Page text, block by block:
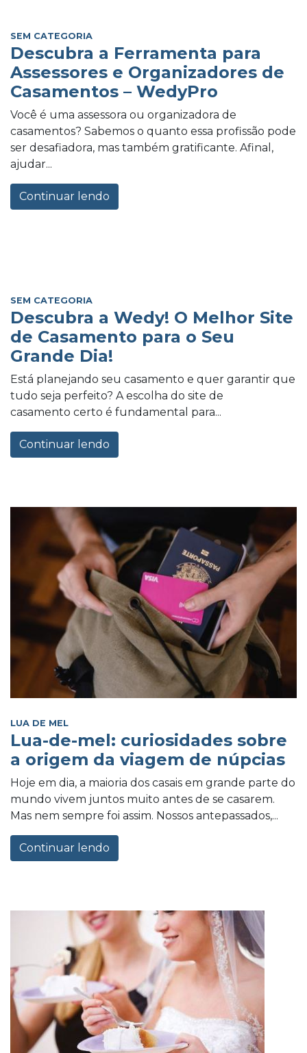
SEM CATEGORIA
Descubra a Ferramenta para
Assessores e Organizadores de
Casamentos – WedyPro
Você é uma assessora ou organizadora de
casamentos? Sabemos o quanto essa profissão pode
ser desafiadora, mas também gratificante. Afinal,
ajudar...
Continuar lendo
SEM CATEGORIA
Descubra a Wedy! O Melhor Site
de Casamento para o Seu
Grande Dia!
Está planejando seu casamento e quer garantir que
tudo seja perfeito? A escolha do site de
casamento certo é fundamental para...
Continuar lendo
LUA DE MEL
Lua-de-mel: curiosidades sobre
a origem da viagem de núpcias
Hoje em dia, a maioria dos casais em grande parte do
mundo vivem juntos muito antes de se casarem.
Mas nem sempre foi assim. Nossos antepassados,...
Continuar lendo